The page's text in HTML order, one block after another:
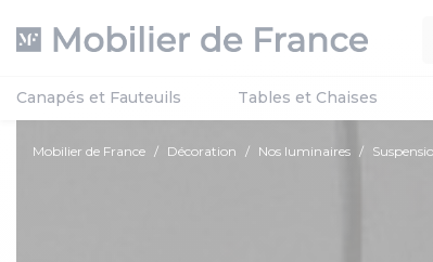
Canapés et Fauteuils Tables et Chaises
Mobilier de France Décoration Nos luminaires